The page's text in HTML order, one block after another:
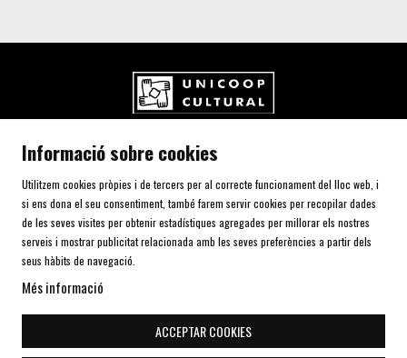
Carrer de l'Aurora, 80 (Plaça de Cal Font)
Telf. 93 805 00 75
AVÍS LEGAL I POLÍTICA DE PRIVACITAT
DECLARACIÓ D'ACCESSIBILITAT
CONTACTE
Informació sobre cookies
Utilitzem cookies pròpies i de tercers per al correcte funcionament del lloc web, i
si ens dona el seu consentiment, també farem servir cookies per recopilar dades
de les seves visites per obtenir estadístiques agregades per millorar els nostres
serveis i mostrar publicitat relacionada amb les seves preferències a partir dels
seus hàbits de navegació.
Més informació
ACCEPTAR COOKIES